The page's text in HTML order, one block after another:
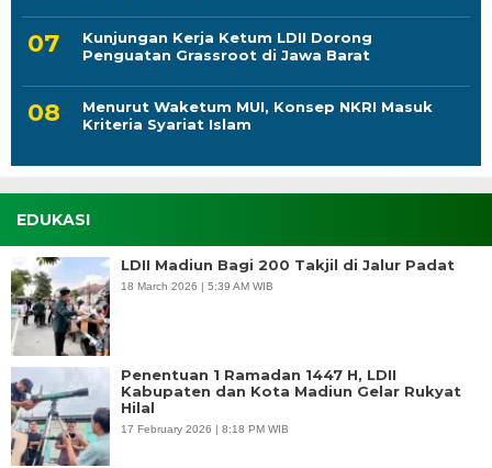
Kunjungan Kerja Ketum LDII Dorong
Penguatan Grassroot di Jawa Barat
Menurut Waketum MUI, Konsep NKRI Masuk
Kriteria Syariat Islam
EDUKASI
LDII Madiun Bagi 200 Takjil di Jalur Padat
18 March 2026 | 5:39 AM WIB
Penentuan 1 Ramadan 1447 H, LDII
Kabupaten dan Kota Madiun Gelar Rukyat
Hilal
17 February 2026 | 8:18 PM WIB